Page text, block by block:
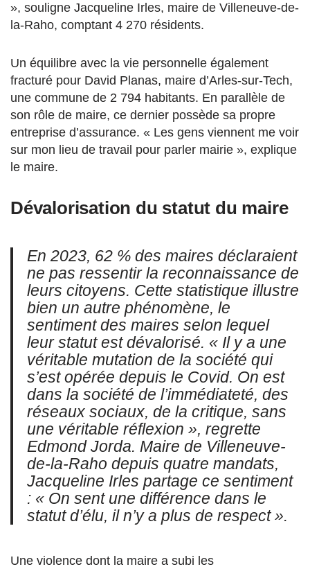
», souligne Jacqueline Irles, maire de Villeneuve-de-
la-Raho, comptant 4 270 résidents.
Un équilibre avec la vie personnelle également
fracturé pour David Planas, maire d’Arles-sur-Tech,
une commune de 2 794 habitants. En parallèle de
son rôle de maire, ce dernier possède sa propre
entreprise d’assurance. « Les gens viennent me voir
sur mon lieu de travail pour parler mairie », explique
le maire.
Dévalorisation du statut du maire
En 2023, 62 % des maires déclaraient
ne pas ressentir la reconnaissance de
leurs citoyens. Cette statistique illustre
bien un autre phénomène, le
sentiment des maires selon lequel
leur statut est dévalorisé. « Il y a une
véritable mutation de la société qui
s’est opérée depuis le Covid. On est
dans la société de l’immédiateté, des
réseaux sociaux, de la critique, sans
une véritable réflexion », regrette
Edmond Jorda. Maire de Villeneuve-
de-la-Raho depuis quatre mandats,
Jacqueline Irles partage ce sentiment
: « On sent une différence dans le
statut d’élu, il n’y a plus de respect ».
Une violence dont la maire a subi les